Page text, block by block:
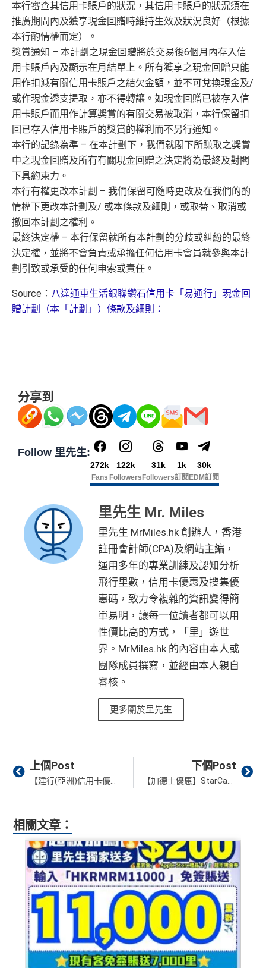
本行審查其信用卡賬戶的狀況，其信用卡賬戶的狀況須在
推廣期間內及獲享現金回贈時維持生效及狀況良好（根據
本行酌情權而定）。
獎賞通知 – 本計劃之現金回贈將於交易後6個月內存入信
用卡賬戶內及顯示在月結單上。所有獲享之現金回贈只能
用作扣減有關信用卡賬戶之結欠金額，並不可兌換現金及/
或作現金透支提取，亦不得轉讓。如現金回贈已被存入信
用卡賬戶而用作計算獎賞的有關交易被取消，本行保留扣
回已存入信用卡賬戶的獎賞的權利而不另行通知。
本行的記錄為準 – 在本計劃下，我們就閣下所賺取之獎賞
中之現金回贈及所有有關現金回贈之決定將為最終及對閣
下具約束力。
本行有權更改本計劃 – 我們保留可隨時更改及在我們的酌
情權下更改本計劃及/ 或本條款及細則，或取替、取消或
撤回本計劃之權利。
最終決定權 – 本行保留就所有本計劃的分歧或糾紛的最終
決定權，並將不會負責或承擔任何信用卡會員就參與本計
劃引致或承受的任何申索或責任。
Source： 八達通車生活銀聯鑽石信用卡「易通行」現金回
贈計劃（本「計劃」）條款及細則：
分享到
Follow 里先生:
272k
Fans
122k
Followers
31k
Followers
1k
訂閱
30k
EDM訂閱
里先生 Mr. Miles
里先生 MrMiles.hk 創辦人，香港
註冊會計師(CPA)及網站主編，
運用多年的專業訓練及認知分析
飛行里數，信用卡優惠及搜集優
惠碼，致力令複雜的資訊變得簡
單易明，讓每一位讀者都可以用
性價比高的方式，「里」遊世
界。MrMiles.hk 的內容由本人或
團隊成員撰寫，並經由本人親自
審核。
更多關於里先生
Prev
上個Post
【建行(亞洲)信用卡優惠】新/舊客戶經里先生成功申請一張卡送額外$200超市禮券！2張卡可獲$400超市禮券！全新客戶成功申請簽賬分期達$15,000或以上，更可獲得最高$1,200獎賞！
下個Post
【加德士優惠】StarCash 私人能源卡 限時激賞額外送HK$200超市購物禮券！
相關文章：